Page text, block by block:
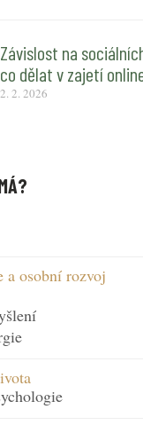
Závislost na
co dělat v zajetí
2. 2. 2026
a osobní rozvoj